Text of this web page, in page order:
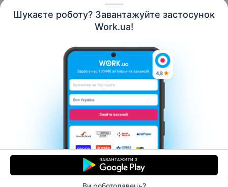
Шукаєте роботу? Завантажуйте застосунок
Work.ua!
Контакти Про нас
Кар’єра
Допомога Умови використання